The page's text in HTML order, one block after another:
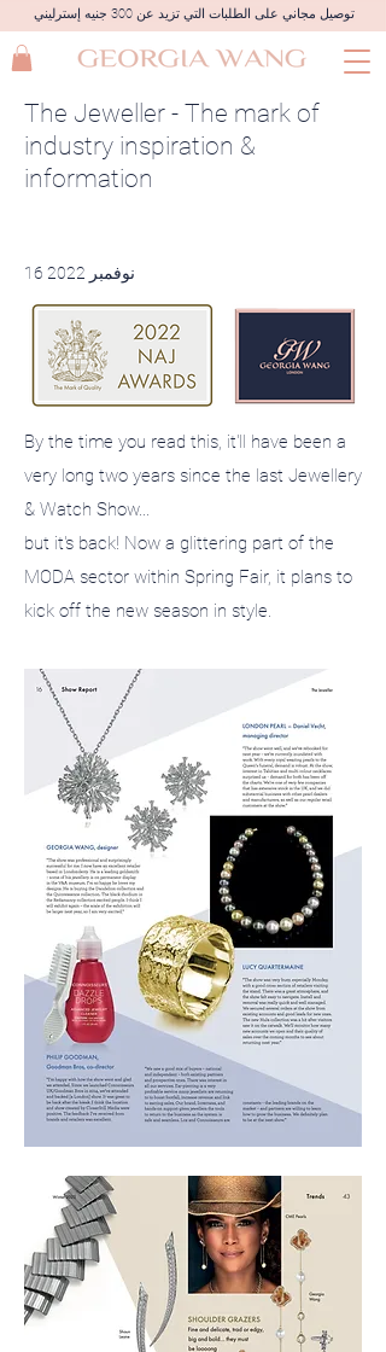
توصيل مجاني على الطلبات التي تزيد عن 300 جنيه إسترليني
The Jeweller - The mark of
industry inspiration &
information
16 نوفمبر 2022
By the time you read this, it'll have been a
very long two years since the last Jewellery
& Watch Show...
but it's back! Now a glittering part of the
MODA sector within Spring Fair, it plans to
kick off the new season in style.